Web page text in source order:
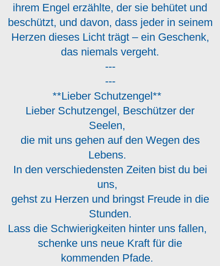
ihrem Engel erzählte, der sie behütet und
beschützt, und davon, dass jeder in seinem
Herzen dieses Licht trägt – ein Geschenk,
das niemals vergeht.
---
---
**Lieber Schutzengel**
Lieber Schutzengel, Beschützer der
Seelen,
die mit uns gehen auf den Wegen des
Lebens.
In den verschiedensten Zeiten bist du bei
uns,
gehst zu Herzen und bringst Freude in die
Stunden.
Lass die Schwierigkeiten hinter uns fallen,
schenke uns neue Kraft für die
kommenden Pfade.